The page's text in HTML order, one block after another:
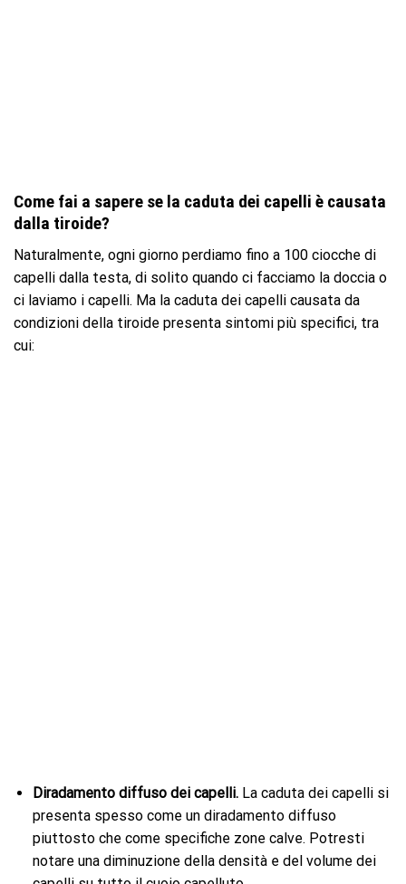
Come fai a sapere se la caduta dei capelli è causata
dalla tiroide?
Naturalmente, ogni giorno perdiamo fino a 100 ciocche di
capelli dalla testa, di solito quando ci facciamo la doccia o
ci laviamo i capelli. Ma la caduta dei capelli causata da
condizioni della tiroide presenta sintomi più specifici, tra
cui:
Diradamento diffuso dei capelli.La caduta dei capelli si
presenta spesso come un diradamento diffuso
piuttosto che come specifiche zone calve. Potresti
notare una diminuzione della densità e del volume dei